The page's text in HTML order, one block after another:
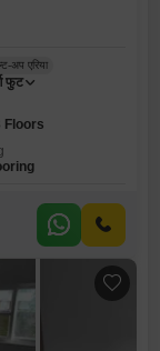
अप एरिया
फुट
Floors